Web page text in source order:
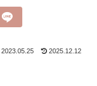
2023.05.25 2025.12.12